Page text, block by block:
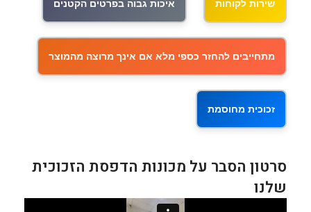
שירות לקוחות איכות גבוה בפרטים הקטנים
מתחייבים להחזר כספי מלא אם אינך מרוצה מהמוצר
זכוכית מחוסמת
סרטון הסבר על מכונות הדפסת הזכוכית
שלנו